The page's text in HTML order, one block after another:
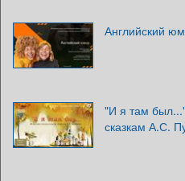
Английский
"И я там
сказкам А.С.